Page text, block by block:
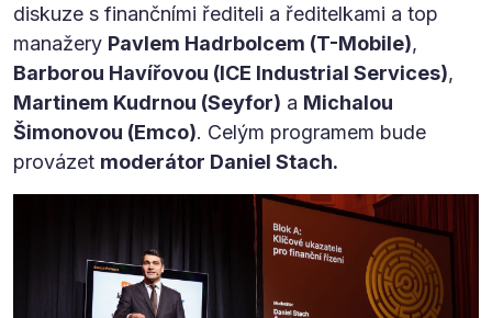
diskuze s finančními řediteli a ředitelkami a top
manažery Pavlem Hadrbolcem (T-Mobile),
Barborou Havířovou (ICE Industrial Services),
Martinem Kudrnou (Seyfor) a Michalou
Šimonovou (Emco). Celým programem bude
provázet moderátor Daniel Stach.